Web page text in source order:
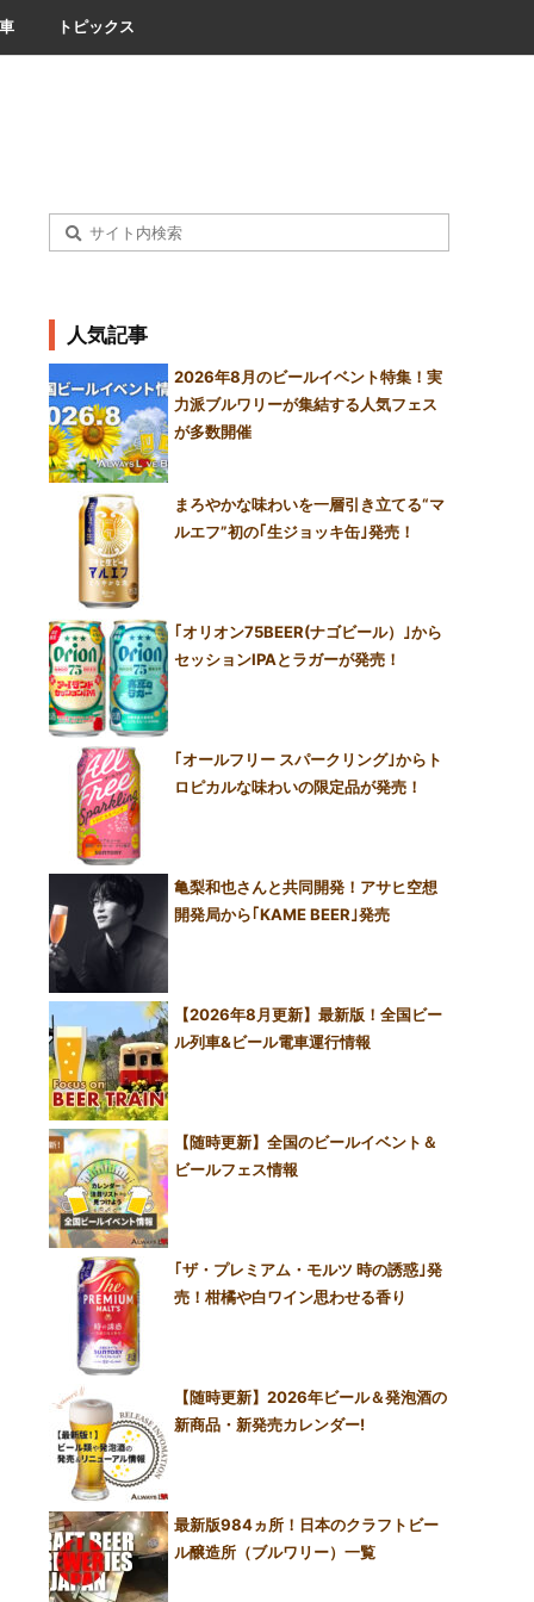
トピックス
人気記事
2026年8月のビールイベント特集！実
力派ブルワリーが集結する人気フェス
が多数開催
まろやかな味わいを一層引き立てる“マ
ルエフ”初の｢生ジョッキ缶｣発売！
｢オリオン75BEER(ナゴビール）｣から
セッションIPAとラガーが発売！
｢オールフリー スパークリング｣からト
ロピカルな味わいの限定品が発売！
亀梨和也さんと共同開発！アサヒ空想
開発局から｢KAME BEER｣発売
【2026年8月更新】最新版！全国ビー
ル列車&ビール電車運行情報
【随時更新】全国のビールイベント＆
ビールフェス情報
｢ザ・プレミアム・モルツ 時の誘惑｣発
売！柑橘や白ワイン思わせる香り
【随時更新】2026年ビール＆発泡酒の
新商品・新発売カレンダー!
最新版984ヵ所！日本のクラフトビー
ル醸造所（ブルワリー）一覧